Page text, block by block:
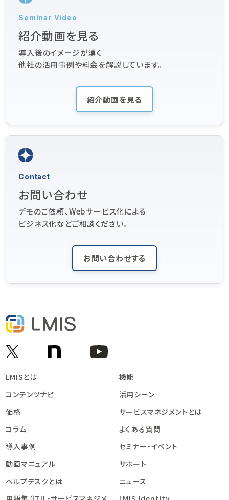
Seminar Video
紹介動画を見る
導入後のイメージが湧く
他社の活用事例や料金を解説しています。
紹介動画を見る
Contact
お問い合わせ
デモのご依頼、Webサービス化による
ビジネス化などご相談ください。
お問い合わせする
LMISとは
コンテンツナビ
価格
コラム
機能
活用シーン
サービスマネジメントとは
よくある質問
導入事例
動画マニュアル
ヘルプデスクとは
セミナー・イベント
サポート
ニュース